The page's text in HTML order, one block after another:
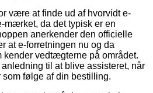
være at finde ud af hvorvidt e-
mærket, da det typisk er en
anerkender den officielle
at e-forretningen nu og da
kender vedtægterne på området.
til at blive assisteret, når
følge af din bestilling.